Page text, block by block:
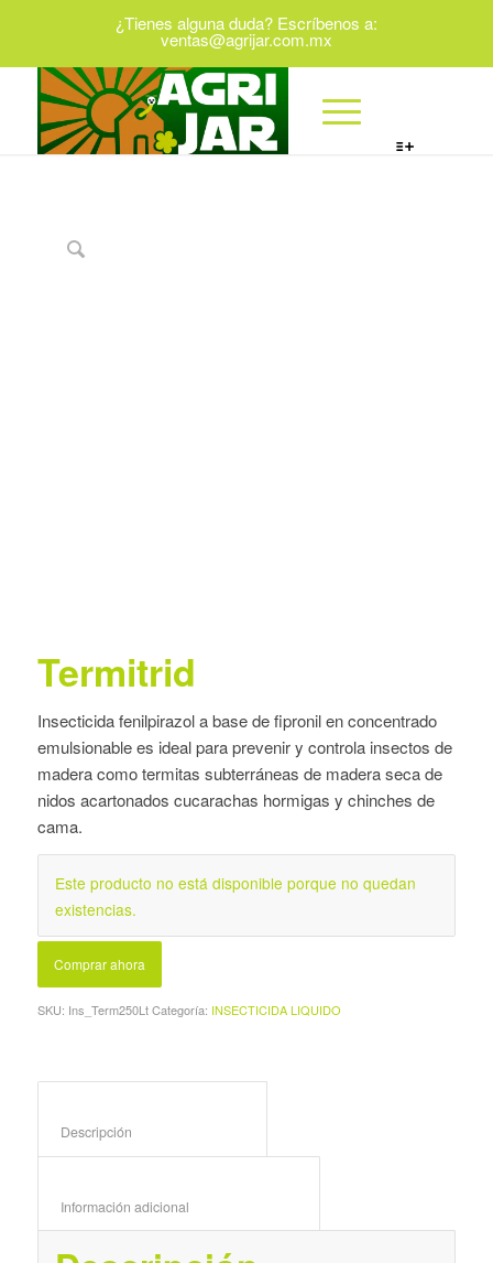
¿Tienes alguna duda? Escríbenos a:
ventas@agrijar.com.mx
Termitrid
Insecticida fenilpirazol a base de fipronil en concentrado
emulsionable es ideal para prevenir y controla insectos de
madera como termitas subterráneas de madera seca de
nidos acartonados cucarachas hormigas y chinches de
cama.
Este producto no está disponible porque no quedan
existencias.
Comprar ahora
SKU: Ins_Term250Lt Categoría: INSECTICIDA LIQUIDO